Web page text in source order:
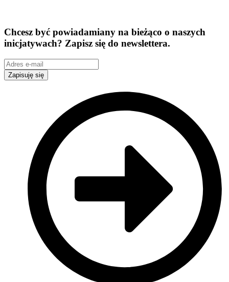
Chcesz być powiadamiany na bieżąco o naszych
inicjatywach? Zapisz się do newslettera.
Zapisuję się